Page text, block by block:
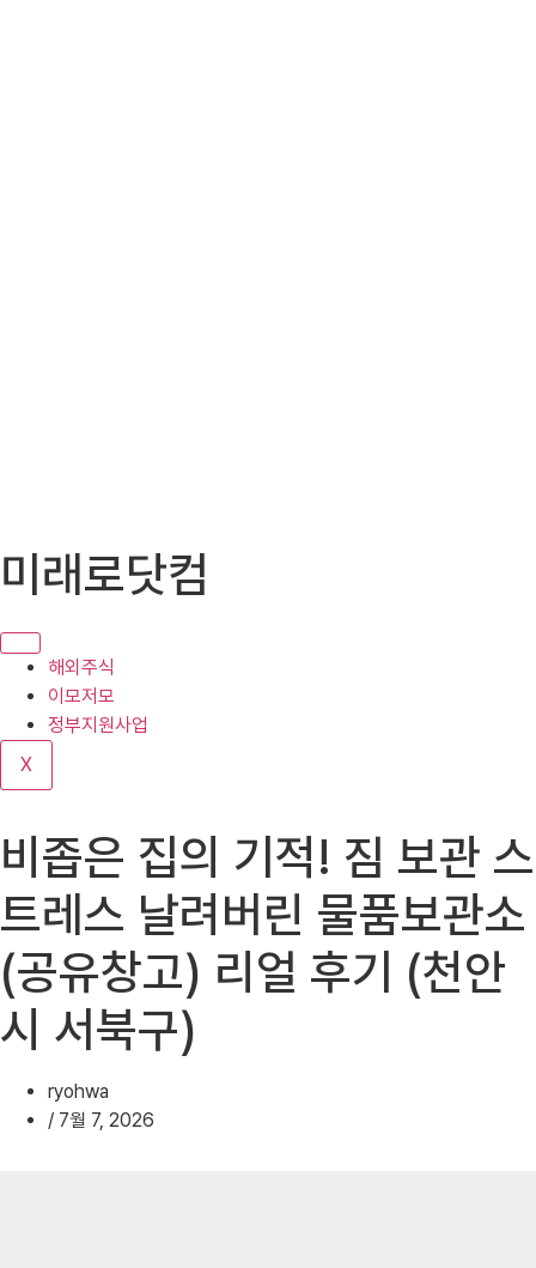
텐
로
기
미래로닷컴
해외주식
이모저모
정부지원사업
X
비좁은 집의 기적! 짐 보관 스
트레스 날려버린 물품보관소
(공유창고) 리얼 후기 (천안
시 서북구)
ryohwa
/ 7월 7, 2026